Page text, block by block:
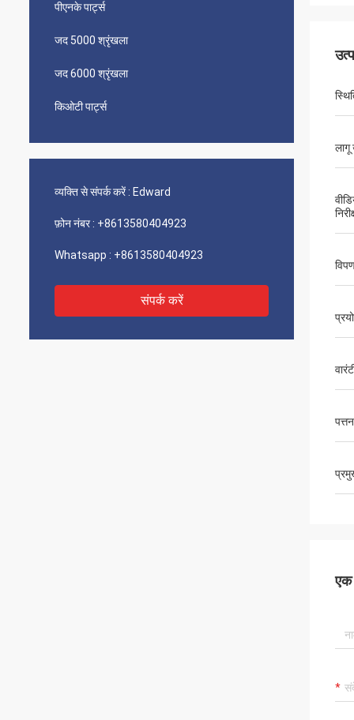
पीएनके पार्ट्स
जद 5000 श्रृंखला
जद 6000 श्रृंखला
किओटी पार्ट्स
व्यक्ति से संपर्क करें : Edward
फ़ोन नंबर : +8613580404923
Whatsapp : +8613580404923
संपर्क करें
लागू
पत्तन
एक